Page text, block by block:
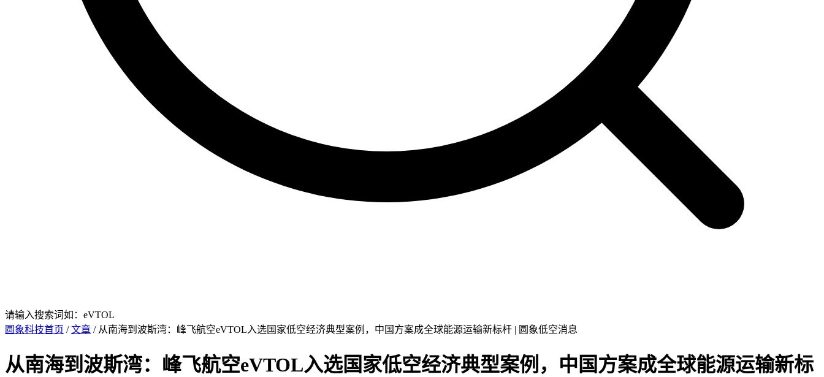
请输入搜索词如：eVTOL
圆象科技首页 /文章 / 从南海到波斯湾：峰飞航空eVTOL入选国家低空经济典型案例，中国方案成全球能源运输新标杆 | 圆象低空消息
从南海到波斯湾：峰飞航空eVTOL入选国家低空经济典型案例，中国方案成全球能源运输新标